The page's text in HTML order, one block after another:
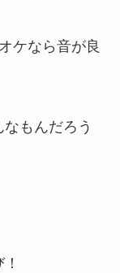
ケなら音が良
もんだろう